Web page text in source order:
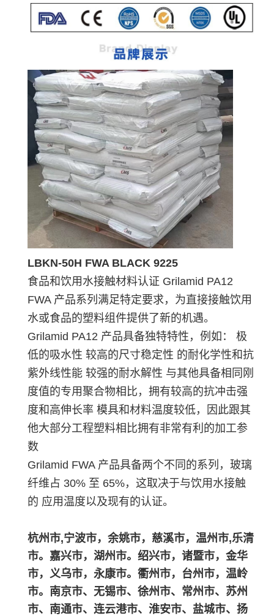
LBKN-50H FWA BLACK 9225
食品和饮用水接触材料认证 Grilamid PA12
FWA 产品系列满足特定要求，为直接接触饮用
水或食品的塑料组件提供了新的机遇。
Grilamid PA12 产品具备独特特性，例如： 极
低的吸水性 较高的尺寸稳定性 的耐化学性和抗
紫外线性能 较强的耐水解性 与其他具备相同刚
度值的专用聚合物相比，拥有较高的抗冲击强
度和高伸长率 模具和材料温度较低，因此跟其
他大部分工程塑料相比拥有非常有利的加工参
数
Grilamid FWA 产品具备两个不同的系列，玻璃
纤维占 30% 至 65%，这取决于与饮用水接触
的 应用温度以及现有的认证。
杭州市,宁波市，余姚市，慈溪市，温州市,乐清
市。嘉兴市，湖州市。绍兴市，诸暨市，金华
市，义乌市，永康市。衢州市，台州市，温岭
市。南京市、无锡市、徐州市、常州市、苏州
市、南通市、连云港市、淮安市、盐城市、扬